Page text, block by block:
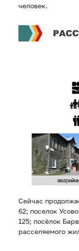
человек.
Сейчас
62; поселок
125; посёлок
расселяемого